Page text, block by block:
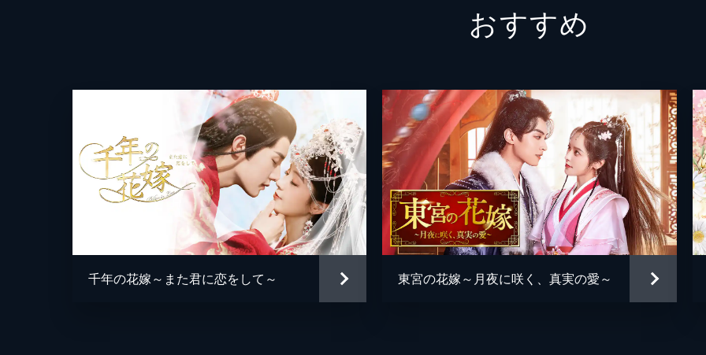
を引き受けるかどうか迷っていた。そんな時、宝児がいくら飲んでも酒の匂いのしない酒を姉のた
第四章
覚悟を決めた司小念は暗殺の任務を遂行すべく乾山へ。そこで思いがけず晏無明と剣を交えること
り、互いに傷を負う。司小念は任務に失敗。互いに剣で突かれた時に考えたのは、愛する人と過ご
和な日常だった。
34分
子玊を守るため乾山の別荘にいた晏無明のもとに司小念が訪ねてくる。夫に作った服の寸法を見る
試着をさせたいと言うのだ。警戒しつつも試着に同意するが、妻が武器を隠し持っていないか警戒
おすすめ
千年の花嫁～また君に恋をして～ 東宮の花嫁～月夜に咲く、真実の愛～